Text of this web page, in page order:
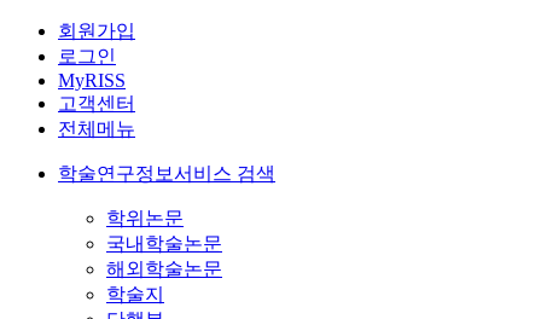
회원가입
로그인
MyRISS
고객센터
전체메뉴
학술연구정보서비스 검색
학위논문
국내학술논문
해외학술논문
학술지